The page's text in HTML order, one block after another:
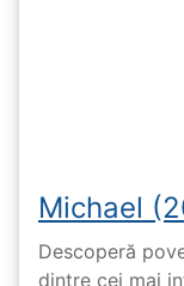
Michael
Descoperă
dintre cei mai